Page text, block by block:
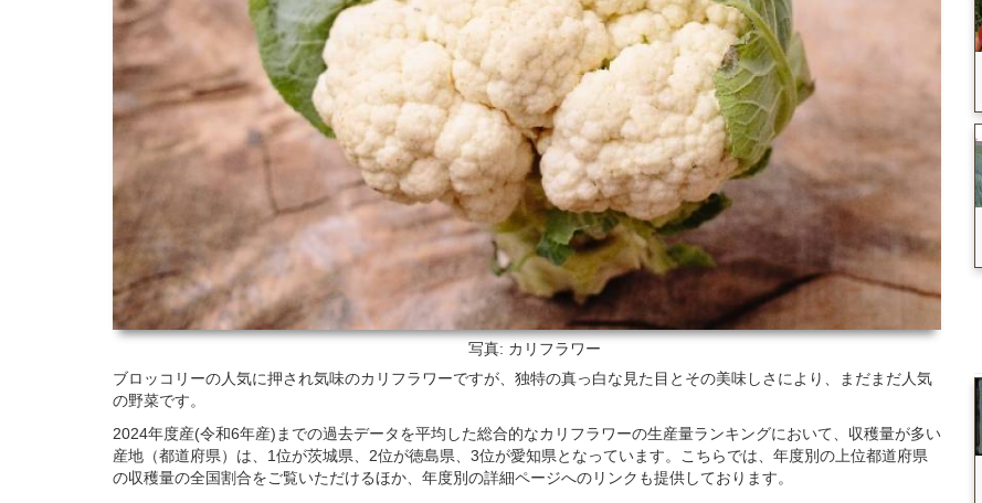
写真: カリフラワー
ブロッコリーの人気に押され気味のカリフラワーですが、独特の真っ白な見た目とその美味しさにより、まだまだ人気
の野菜です。
2024年度産(令和6年産)までの過去データを平均した総合的なカリフラワーの生産量ランキングにおいて、収穫量が多い
産地（都道府県）は、1位が茨城県、2位が徳島県、3位が愛知県となっています。こちらでは、年度別の上位都道府県
の収穫量の全国割合をご覧いただけるほか、年度別の詳細ページへのリンクも提供しております。